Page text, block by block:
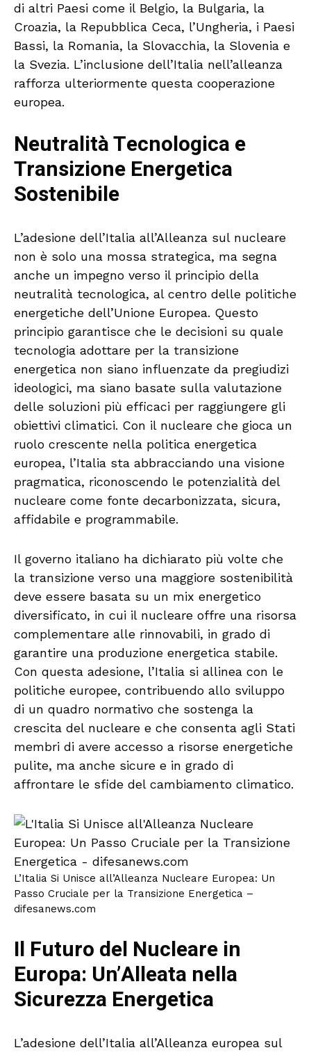
di altri Paesi come il Belgio, la Bulgaria, la
Croazia, la Repubblica Ceca, l’Ungheria, i Paesi
Bassi, la Romania, la Slovacchia, la Slovenia e
la Svezia. L’inclusione dell’Italia nell’alleanza
rafforza ulteriormente questa cooperazione
europea.
Neutralità Tecnologica e
Transizione Energetica
Sostenibile
L’adesione dell’Italia all’Alleanza sul nucleare
non è solo una mossa strategica, ma segna
anche un impegno verso il principio della
neutralità tecnologica, al centro delle politiche
energetiche dell’Unione Europea. Questo
principio garantisce che le decisioni su quale
tecnologia adottare per la transizione
energetica non siano influenzate da pregiudizi
ideologici, ma siano basate sulla valutazione
delle soluzioni più efficaci per raggiungere gli
obiettivi climatici. Con il nucleare che gioca un
ruolo crescente nella politica energetica
europea, l’Italia sta abbracciando una visione
pragmatica, riconoscendo le potenzialità del
nucleare come fonte decarbonizzata, sicura,
affidabile e programmabile.
Il governo italiano ha dichiarato più volte che
la transizione verso una maggiore sostenibilità
deve essere basata su un mix energetico
diversificato, in cui il nucleare offre una risorsa
complementare alle rinnovabili, in grado di
garantire una produzione energetica stabile.
Con questa adesione, l’Italia si allinea con le
politiche europee, contribuendo allo sviluppo
di un quadro normativo che sostenga la
crescita del nucleare e che consenta agli Stati
membri di avere accesso a risorse energetiche
pulite, ma anche sicure e in grado di
affrontare le sfide del cambiamento climatico.
L’Italia Si Unisce all’Alleanza Nucleare Europea: Un
Passo Cruciale per la Transizione Energetica –
difesanews.com
Il Futuro del Nucleare in
Europa: Un’Alleata nella
Sicurezza Energetica
L’adesione dell’Italia all’Alleanza europea sul